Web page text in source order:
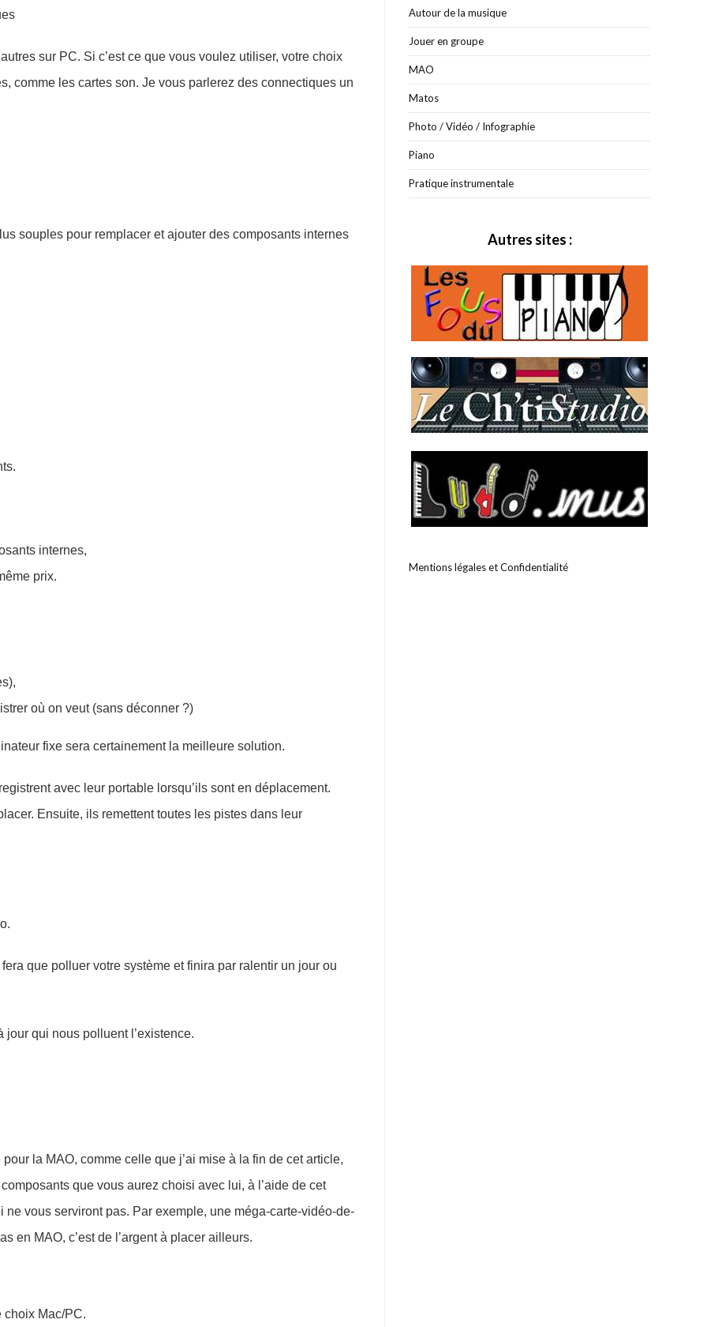
sur PC. Si c’est ce que vous voulez utiliser, votre choix
comme les cartes son. Je vous parlerez des connectiques un
souples pour remplacer et ajouter des composants internes
internes,
prix.
où on veut (sans déconner ?)
fixe sera certainement la meilleure solution.
avec leur portable lorsqu’ils sont en déplacement.
Ensuite, ils remettent toutes les pistes dans leur
fera que polluer votre système etfinira par ralentir un jour ou
jour qui nous polluent l’existence.
la MAO, comme celle que j’ai mise à la fin de cet article,
que vous aurez choisi avec lui, à l’aide de cet
vous serviront pas. Par exemple, une méga-carte-vidéo-de-
en MAO, c’est de l’argent à placer ailleurs.
choix Mac/PC.
Autour de la musique
Jouer en groupe
MAO
Matos
Photo / Vidéo / Infographie
Piano
Pratique instrumentale
Autres sites :
Mentions légales et Confidentialité